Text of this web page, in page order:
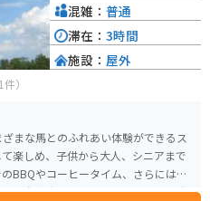
）
まな馬とのふれあい体験ができるス
楽しめ、子供から大人、シニアまで
BBQやコーヒータイム、さらには特
。自社生産馬が多く、人懐っこい性
混雑： 普通
滞在： 3時間
施設： 屋外